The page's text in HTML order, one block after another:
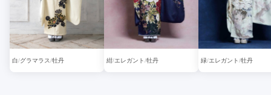
白 グラマラス 牡丹 紺 エレガント 牡丹 緑 エレガント 牡丹